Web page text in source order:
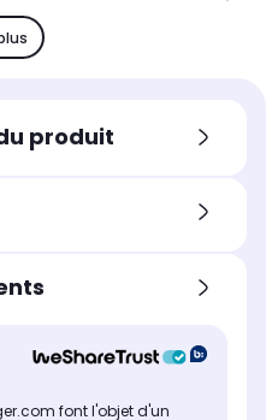
Poids
-
Autonomie de la batterie
Capacité de la batterie (en Wh)
Charge standard (6h)
produit
font l'objet d'un